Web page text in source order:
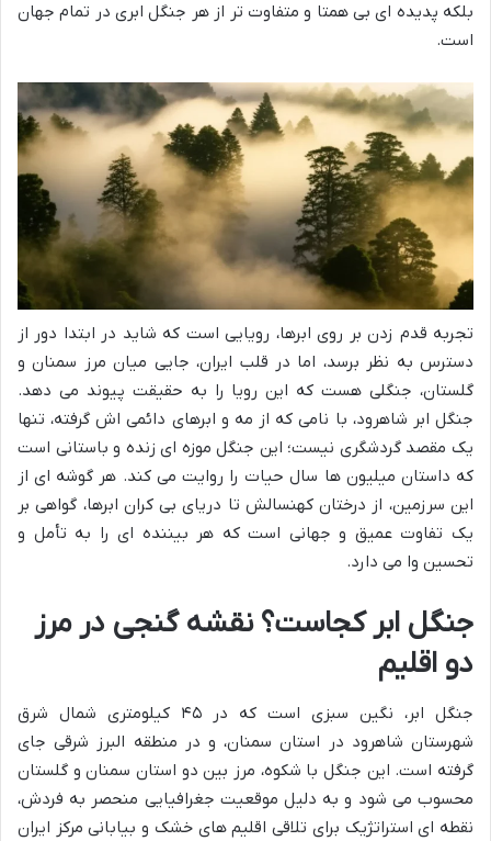
بلکه پدیده ای بی همتا و متفاوت تر از هر جنگل ابری در تمام جهان
است.
تجربه قدم زدن بر روی ابرها، رویایی است که شاید در ابتدا دور از
دسترس به نظر برسد، اما در قلب ایران، جایی میان مرز سمنان و
گلستان، جنگلی هست که این رویا را به حقیقت پیوند می دهد.
جنگل ابر شاهرود، با نامی که از مه و ابرهای دائمی اش گرفته، تنها
یک مقصد گردشگری نیست؛ این جنگل موزه ای زنده و باستانی است
که داستان میلیون ها سال حیات را روایت می کند. هر گوشه ای از
این سرزمین، از درختان کهنسالش تا دریای بی کران ابرها، گواهی بر
یک تفاوت عمیق و جهانی است که هر بیننده ای را به تأمل و
تحسین وا می دارد.
جنگل ابر کجاست؟ نقشه گنجی در مرز
دو اقلیم
جنگل ابر، نگین سبزی است که در ۴۵ کیلومتری شمال شرق
شهرستان شاهرود در استان سمنان، و در منطقه البرز شرقی جای
گرفته است. این جنگل با شکوه، مرز بین دو استان سمنان و گلستان
محسوب می شود و به دلیل موقعیت جغرافیایی منحصر به فردش،
نقطه ای استراتژیک برای تلاقی اقلیم های خشک و بیابانی مرکز ایران